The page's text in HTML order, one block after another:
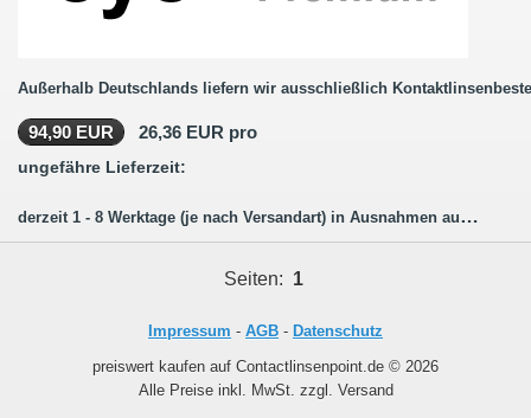
Außerhalb Deutschlands liefern wir ausschließlich
94,90 EUR 26,36 EUR pro
ungefähre Lieferzeit:
derzeit 1 - 8 Werktage (je nach Versandart) in Ausnahmen auch länger.
Seiten: 1
Impressum - AGB - Datenschutz
preiswert kaufen auf Contactlinsenpoint.de © 2026
Alle Preise inkl. MwSt. zzgl. Versand